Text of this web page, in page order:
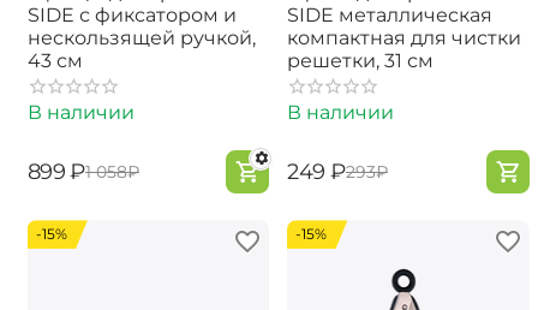
SIDE с фиксатором и
нескользящей ручкой,
43 см
В наличии
‍899‍ ₽‍1 058‍₽
SIDE металлическая
компактная для чистки
решетки, 31 см
В наличии
‍249‍ ₽‍293‍₽
-15% -15%